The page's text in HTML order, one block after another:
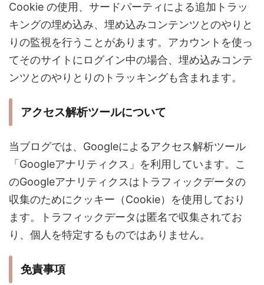
Cookie の使用、サードパーティによる追加トラッ
キングの埋め込み、埋め込みコンテンツとのやりと
りの監視を行うことがあります。アカウントを使っ
てそのサイトにログイン中の場合、埋め込みコンテ
ンツとのやりとりのトラッキングも含まれます。
アクセス解析ツールについて
当ブログでは、Googleによるアクセス解析ツール
「Googleアナリティクス」を利用しています。こ
のGoogleアナリティクスはトラフィックデータの
収集のためにクッキー（Cookie）を使用しており
ます。トラフィックデータは匿名で収集されてお
り、個人を特定するものではありません。
免責事項